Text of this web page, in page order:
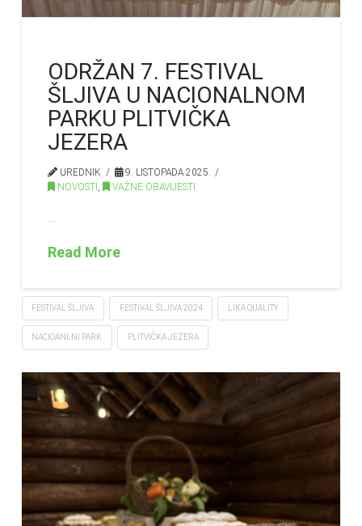
ODRŽAN 7. FESTIVAL
ŠLJIVA U NACIONALNOM
PARKU PLITVIČKA
JEZERA
UREDNIK
9. LISTOPADA 2025.
NOVOSTI , VAŽNE OBAVIJESTI
Read More
FESTIVAL ŠLJIVA FESTIVAL ŠLJIVA 2024 LIKA QUALITY
NACIOANLNI PARK PLITVIČKA JEZERA